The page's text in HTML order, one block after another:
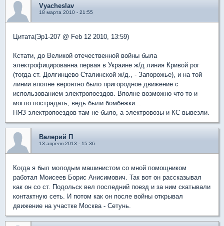
Vyacheslav
18 марта 2010 - 21:55
Цитата(Эр1-207 @ Feb 12 2010, 13:59)
Кстати, до Великой отечественной войны была
электрофицированна первая в Украине ж/д линия Кривой рог
(тогда ст. Долгинцево Сталинской ж/д., - Запорожье), и на той
линии вполне вероятно было пригородное движение с
использованием электропоездов. Вполне возможно что то и
могло пострадать, ведь были бомбежки...
НЯЗ электропоездов там не было, а электровозы и КС вывезли.
Валерий П
13 апреля 2013 - 15:36
Когда я был молодым машинистом со мной помощником
работал Моисеев Борис Анисимович. Так вот он рассказывал
как он со ст. Подольск вел последний поезд и за ним скатывали
контактную сеть. И потом как он после войны открывал
движение на участке Москва - Сетунь.